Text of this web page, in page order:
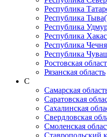
Республика
Республика
Республика
Республика
Республика Чечня
Республика
Ростовская
Рязанская область
С
Самарская
Саратовская
Сахалинская
Свердловская
Смоленская